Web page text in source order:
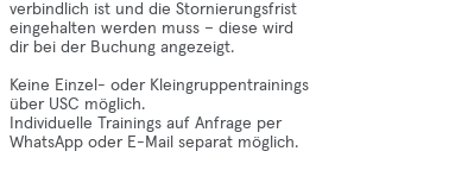
verbindlich ist und die Stornierungsfrist
eingehalten werden muss – diese wird
dir bei der Buchung angezeigt.
Keine Einzel- oder Kleingruppentrainings
über USC möglich.
Individuelle Trainings auf Anfrage per
WhatsApp oder E-Mail separat möglich.